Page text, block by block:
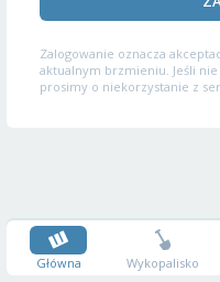
Zalogowanie oznacza
aktualnym brzmieniu. Jeśli nie
prosimy o niekorzystanie z
Główna Wykopalisko